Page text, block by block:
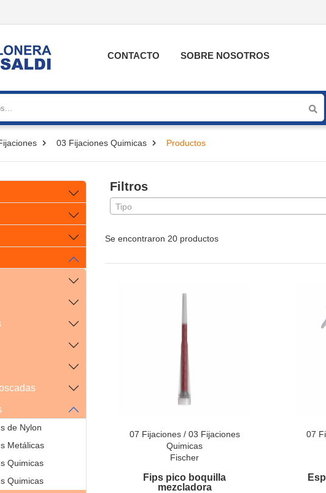
CONTACTO SOBRE NOSOTROS
03 Fijaciones Quimicas Productos
de Nylon
Metálicas
Quimicas
Quimicas
Filtros
Tipo
Se encontraron 20 productos
07 Fijaciones/ 03 Fijaciones
Quimicas
Fischer
Fips pico boquilla
mezcladora
07